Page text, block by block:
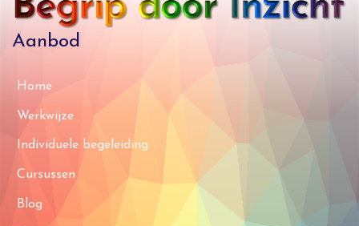
Aanbod
Home
Werkwijze
Individuele begeleiding
Cursussen
Blog